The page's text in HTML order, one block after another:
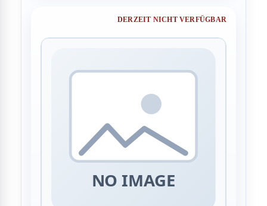
DERZEIT NICHT VERFÜGBAR